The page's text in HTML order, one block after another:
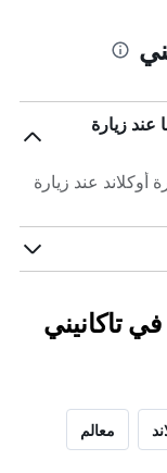
عند زيارة
أوكلاند عند زيارة
تاكانيني
معالم